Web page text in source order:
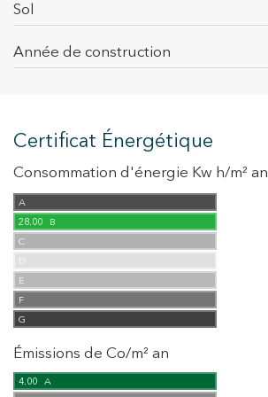
Sol
Année de construction
Certificat Énergétique
Consommation d'énergie Kw h/m² an
A
28.00
B
C
D
E
F
G
Émissions de Co/m² an
4.00
A